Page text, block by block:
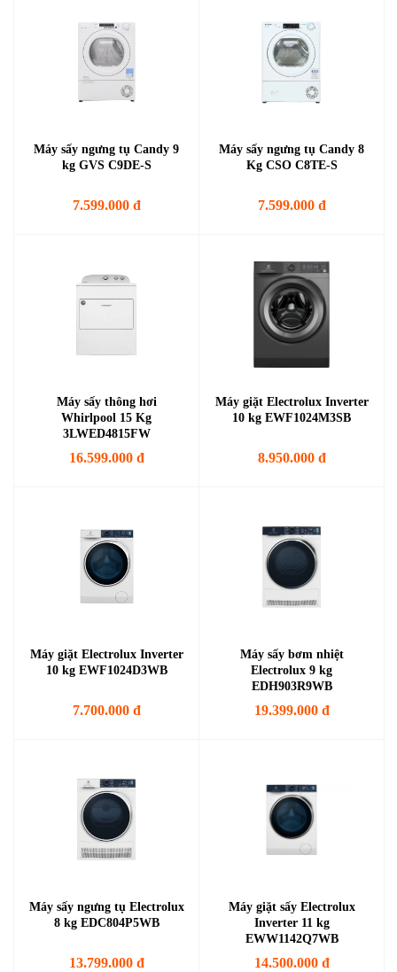
Máy sấy ngưng tụ Candy 9
kg GVS C9DE-S
7.599.000 đ
Máy sấy ngưng tụ Candy 8
Kg CSO C8TE-S
7.599.000 đ
Máy sấy thông hơi
Whirlpool 15 Kg
3LWED4815FW
16.599.000 đ
Máy giặt Electrolux Inverter
10 kg EWF1024M3SB
8.950.000 đ
Máy giặt Electrolux Inverter
10 kg EWF1024D3WB
7.700.000 đ
Máy sấy bơm nhiệt
Electrolux 9 kg
EDH903R9WB
19.399.000 đ
Máy sấy ngưng tụ Electrolux
8 kg EDC804P5WB
13.799.000 đ
Máy giặt sấy Electrolux
Inverter 11 kg
EWW1142Q7WB
14.500.000 đ